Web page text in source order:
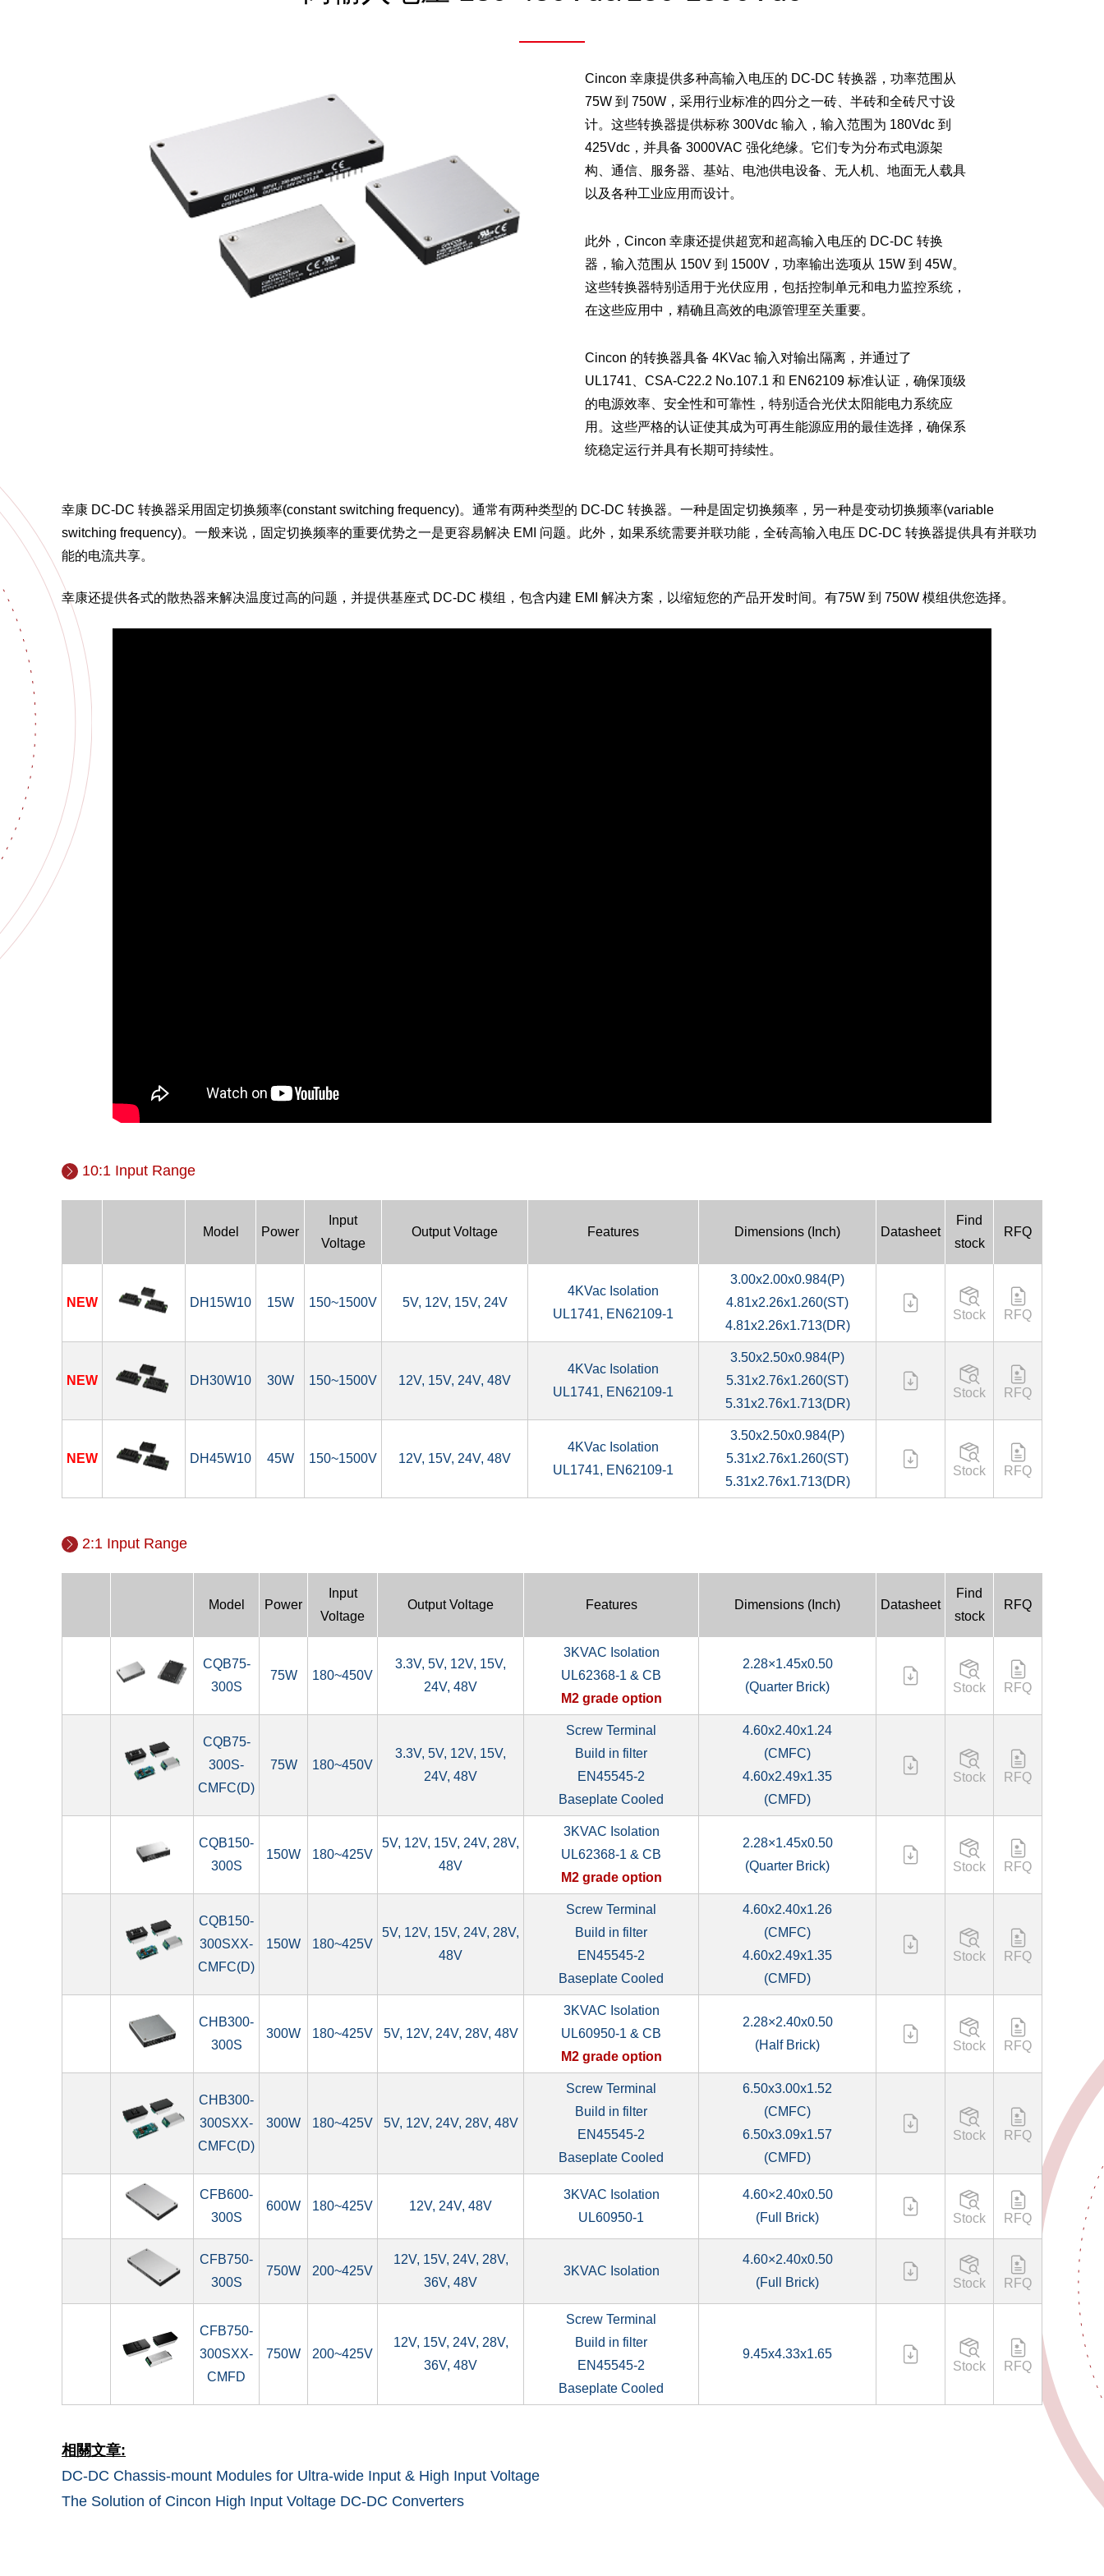
Cincon 幸康提供多种高输入电压的 DC-DC 转换器，功率范围从
75W 到 750W，采用行业标准的四分之一砖、半砖和全砖尺寸设
计。这些转换器提供标称 300Vdc 输入，输入范围为 180Vdc 到
425Vdc，并具备 3000VAC 强化绝缘。它们专为分布式电源架
构、通信、服务器、基站、电池供电设备、无人机、地面无人载具
以及各种工业应用而设计。
此外，Cincon 幸康还提供超宽和超高输入电压的 DC-DC 转换
器，输入范围从 150V 到 1500V，功率输出选项从 15W 到 45W。
这些转换器特别适用于光伏应用，包括控制单元和电力监控系统，
在这些应用中，精确且高效的电源管理至关重要。
Cincon 的转换器具备 4KVac 输入对输出隔离，并通过了
UL1741、CSA-C22.2 No.107.1 和 EN62109 标准认证，确保顶级
的电源效率、安全性和可靠性，特别适合光伏太阳能电力系统应
用。这些严格的认证使其成为可再生能源应用的最佳选择，确保系
统稳定运行并具有长期可持续性。
幸康 DC-DC 转换器采用固定切换频率(constant switching frequency)。通常有两种类型的 DC-DC 转换器。一种是固定切换频率，另一种是变动切换频率(variable
switching frequency)。一般来说，固定切换频率的重要优势之一是更容易解决 EMI 问题。此外，如果系统需要并联功能，全砖高输入电压 DC-DC 转换器提供具有并联功
能的电流共享。
幸康还提供各式的散热器来解决温度过高的问题，并提供基座式 DC-DC 模组，包含内建 EMI 解决方案，以缩短您的产品开发时间。有75W 到 750W 模组供您选择。
10:1 Input Range
Model Power
Input
Voltage
Output Voltage Features Dimensions (Inch) Datasheet
Find
stock
RFQ
NEW DH15W10 15W 150~1500V 5V, 12V, 15V, 24V
4KVac Isolation
UL1741, EN62109-1
3.00x2.00x0.984(P)
4.81x2.26x1.260(ST)
4.81x2.26x1.713(DR)
Stock RFQ
NEW DH30W10 30W 150~1500V 12V, 15V, 24V, 48V
4KVac Isolation
UL1741, EN62109-1
3.50x2.50x0.984(P)
5.31x2.76x1.260(ST)
5.31x2.76x1.713(DR)
Stock RFQ
NEW DH45W10 45W 150~1500V 12V, 15V, 24V, 48V
4KVac Isolation
UL1741, EN62109-1
3.50x2.50x0.984(P)
5.31x2.76x1.260(ST)
5.31x2.76x1.713(DR)
Stock RFQ
2:1 Input Range
Model Power
Input
Voltage
Output Voltage Features Dimensions (Inch) Datasheet
Find
stock
RFQ
CQB75-
300S
75W 180~450V
3.3V, 5V, 12V, 15V,
24V, 48V
3KVAC Isolation
UL62368-1 & CB
M2 grade option
2.28×1.45x0.50
(Quarter Brick)
Stock RFQ
CQB75-
300S-
CMFC(D)
75W 180~450V
3.3V, 5V, 12V, 15V,
24V, 48V
Screw Terminal
Build in filter
EN45545-2
Baseplate Cooled
4.60x2.40x1.24
(CMFC)
4.60x2.49x1.35
(CMFD)
Stock RFQ
CQB150-
300S
150W 180~425V
5V, 12V, 15V, 24V, 28V,
48V
3KVAC Isolation
UL62368-1 & CB
M2 grade option
2.28×1.45x0.50
(Quarter Brick)
Stock RFQ
CQB150-
300SXX-
CMFC(D)
150W 180~425V
5V, 12V, 15V, 24V, 28V,
48V
Screw Terminal
Build in filter
EN45545-2
Baseplate Cooled
4.60x2.40x1.26
(CMFC)
4.60x2.49x1.35
(CMFD)
Stock RFQ
CHB300-
300S
300W 180~425V 5V, 12V, 24V, 28V, 48V
3KVAC Isolation
UL60950-1 & CB
M2 grade option
2.28×2.40x0.50
(Half Brick)
Stock RFQ
CHB300-
300SXX-
CMFC(D)
300W 180~425V 5V, 12V, 24V, 28V, 48V
Screw Terminal
Build in filter
EN45545-2
Baseplate Cooled
6.50x3.00x1.52
(CMFC)
6.50x3.09x1.57
(CMFD)
Stock RFQ
CFB600-
300S
600W 180~425V 12V, 24V, 48V
3KVAC Isolation
UL60950-1
4.60×2.40x0.50
(Full Brick)
Stock RFQ
CFB750-
300S
750W 200~425V
12V, 15V, 24V, 28V,
36V, 48V
3KVAC Isolation
4.60×2.40x0.50
(Full Brick)
Stock RFQ
CFB750-
300SXX-
CMFD
750W 200~425V
12V, 15V, 24V, 28V,
36V, 48V
Screw Terminal
Build in filter
EN45545-2
Baseplate Cooled
9.45x4.33x1.65
Stock
RFQ
相關文章:
DC-DC Chassis-mount Modules for Ultra-wide Input & High Input Voltage
The Solution of Cincon High Input Voltage DC-DC Converters